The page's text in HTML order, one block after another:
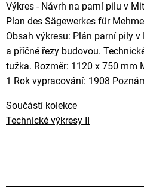
Výkres - Návrh na parní pilu v
Plan des Sägewerkes für
Obsah výkresu: Plán parní pily
a příčné řezy budovou.
tužka. Rozměr: 1120 x 750 mm
1 Rok vypracování: 1908
Součástí kolekce
Technické výkresy II